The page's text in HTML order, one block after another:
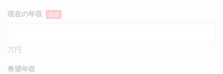
現在の年収 必須
万円
希望年収